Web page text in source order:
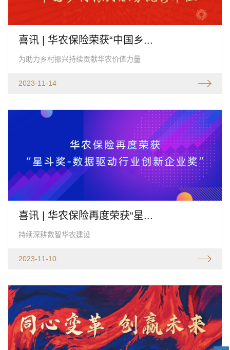
喜讯 | 华农保险荣获“中国乡...
为助力乡村振兴持续贡献华农价值力量
2023-11-14
喜讯 | 华农保险再度荣获“星...
持续深耕数智华农建设
2023-11-10